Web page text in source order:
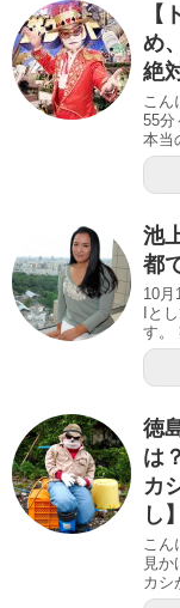
【
め
絶
こ
55分
本当
池
都
10
Iと
す。
徳
は
カ
し】
こん
見か
カシ